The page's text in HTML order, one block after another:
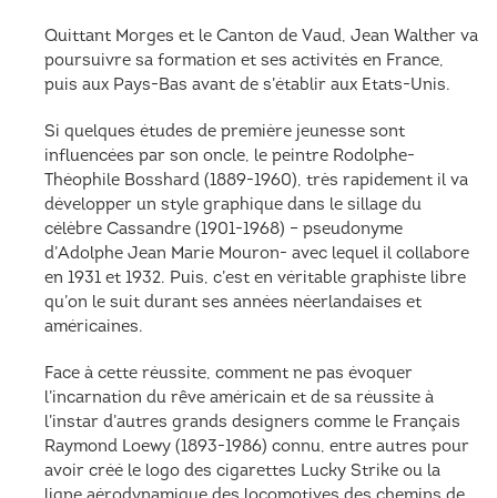
Quittant Morges et le Canton de Vaud, Jean Walther va
poursuivre sa formation et ses activités en France,
puis aux Pays-Bas avant de s’établir aux Etats-Unis.
Si quelques études de première jeunesse sont
influencées par son oncle, le peintre Rodolphe-
Théophile Bosshard (1889-1960), très rapidement il va
développer un style graphique dans le sillage du
célèbre Cassandre (1901-1968) – pseudonyme
d’Adolphe Jean Marie Mouron- avec lequel il collabore
en 1931 et 1932. Puis, c’est en véritable graphiste libre
qu’on le suit durant ses années néerlandaises et
américaines.
Face à cette réussite, comment ne pas évoquer
l’incarnation du rêve américain et de sa réussite à
l’instar d’autres grands designers comme le Français
Raymond Loewy (1893-1986) connu, entre autres pour
avoir créé le logo des cigarettes Lucky Strike ou la